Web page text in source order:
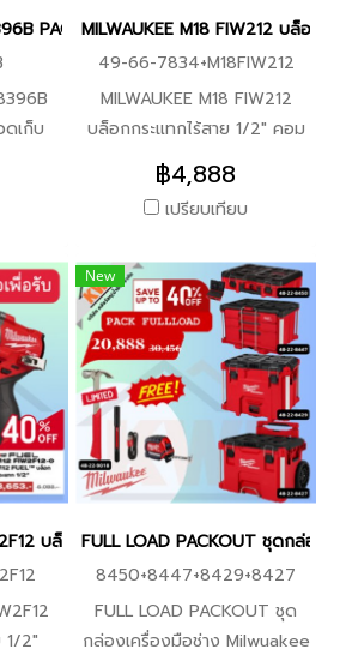
งรับ
-จุด
รบทั้ง
าดเล็ก
ง และ
ำหรับ
ร์ งาน
วไป
ะเหล็ก
พา
m12
แทกไร้
าย,
องมือ
ยช่วย
จาก
นหรือ
ก็บให้
ด 1/4
ก็บดอก
ก้านหก
พร้อม
คารา
มารถ
นาม, หู
ถุงใส่
ะดวก
งสเปก
ดยไม่
กล่อง
พร้อมกล่องเก็บดอกสว่าน
สะดวก พกพาง่าย -4mm x
90mm Multi-Material Drill Bit
(4932471092) 1 ชิ้น -5mm x
Bit (4932471093) 2 ชิ้น
-6mm x 100mm Multi-
(4932471096) 2 ชิ้น -8mm
x 150mm Multi-Material Drill
Bit 1 ชิ้น -10mm x 150mm
Multi-Material Drill Bit 1 ชิ้น
-12mm x 150mm Multi
Material Drill Bit 1 ชิ้น
PACKOUT 24oz ขวดเก็บความเย็น สีด
เก็บ
-การ
เพื่อ
อแรง
ล., 710
บบจัด
นและ
ความ
ทั้งวัน
รั่วซึม
ากาศ
อแบบ
ด
MILWAUKEE M18 FIW212 บล็อ
49-66-7834+M18FIW212
MILWAUKEE M18 FIW212
บล็อกกระแทกไร้สาย 1/2" คอม
แพ็ค (เครื่องเปล่า) พร้อมชุด
บล็อคตามตัวเลือก ราคาพิเศษ
PRO Q3/2025 เลือกซื้อ ชุด
FIW212 ในราคาพิเศษ 3,953
จากราคา 6,588 รายละเอียด
ตามตัวเลือก 1.49-66-7834
ชุดลูกบล็อกถอดล้อรถยนต์แกน
1/2" X 3 ชิ้น + M18 FIW212
บล็อกกระแทกไร้สาย 1/2" คอม
แพ็ค (เครื่องเปล่า) **รวมราคา
4,888 2.49-66-7013 ชุดลูก
M18 FIW212 บล็อกกระแทกไร้
สาย 1/2" คอมแพ็ค (เครื่อง
เปล่า) **รวมราคา 5,188 3.49-
66-7014 ชุดลูกบล็อกกระแทก
฿4,888
เปรียบเทียบ
บล็อกกระแทกไร้สาย 1/2"(เครื่องเปล่า
1/2"
New
FULL LOAD PACKOUT ชุดกล่อ
8450+8447+8429+8427
FULL LOAD PACKOUT ชุด
กล่องเครื่องมือช่าง Milwuakee